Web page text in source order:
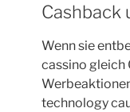
Cashback
Wenn sie
cassino gleich
technology